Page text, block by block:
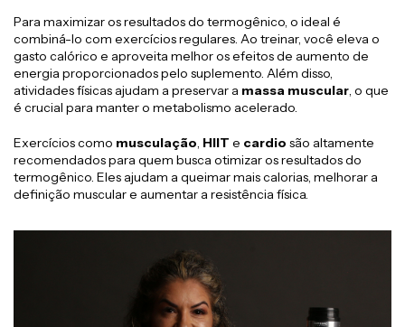
Para maximizar os resultados do termogênico, o ideal é
combiná-lo com exercícios regulares. Ao treinar, você eleva o
gasto calórico e aproveita melhor os efeitos de aumento de
energia proporcionados pelo suplemento. Além disso,
atividades físicas ajudam a preservar a massa muscular, o que
é crucial para manter o metabolismo acelerado.
Exercícios como musculação, HIIT e cardio são altamente
recomendados para quem busca otimizar os resultados do
termogênico. Eles ajudam a queimar mais calorias, melhorar a
definição muscular e aumentar a resistência física.